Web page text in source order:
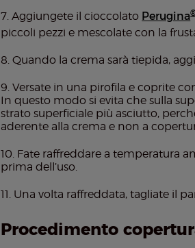
Aggiungete il cioccolato Perugina
piccoli pezzi e mescolate con la
Quando la crema sarà tiepida,
Versate in una pirofila e coprite
In questo modo si evita che sulla
strato superficiale più asciutto,
aderente alla crema e non a
Fate raffreddare a temperatura
prima dell’uso.
Una volta raffreddata, tagliate il
Procedimento